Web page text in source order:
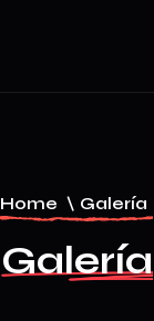
Home \ Galería
Galería